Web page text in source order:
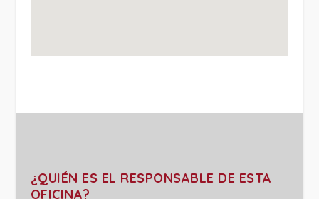
¿QUIÉN ES EL RESPONSABLE DE ESTA
OFICINA?